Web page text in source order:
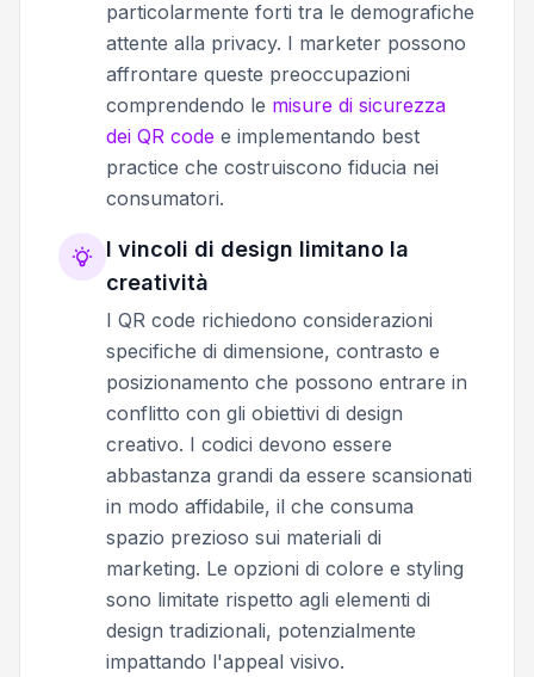
particolarmente forti tra le demografiche
attente alla privacy. I marketer possono
affrontare queste preoccupazioni
comprendendo le misure di sicurezza
dei QR code e implementando best
practice che costruiscono fiducia nei
consumatori.
I vincoli di design limitano la
creatività
I QR code richiedono considerazioni
specifiche di dimensione, contrasto e
posizionamento che possono entrare in
conflitto con gli obiettivi di design
creativo. I codici devono essere
abbastanza grandi da essere scansionati
in modo affidabile, il che consuma
spazio prezioso sui materiali di
marketing. Le opzioni di colore e styling
sono limitate rispetto agli elementi di
design tradizionali, potenzialmente
impattando l'appeal visivo.